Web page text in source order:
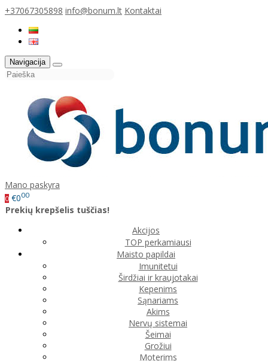
+37067305898 info@bonum.lt Kontaktai
Navigacija
Mano paskyra
0 €000
Prekių krepšelis tuščias!
Akcijos
TOP perkamiausi
Maisto papildai
Imunitetui
Širdžiai ir kraujotakai
Kepenims
Sąnariams
Akims
Nervų sistemai
Šeimai
Grožiui
Moterims